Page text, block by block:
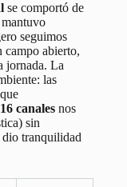
se comportó de
seguimos
campo abierto,
jornada. La
las
16 canales nos
sin
dio tranquilidad